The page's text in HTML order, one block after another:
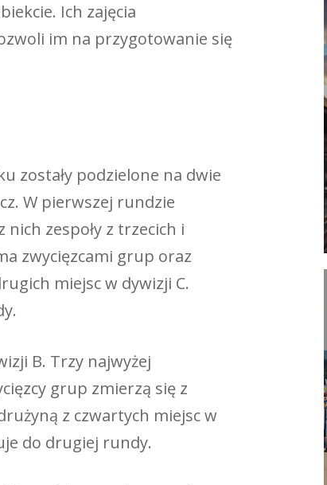
Ich zajęcia
im na przygotowanie się
zostały podzielone na dwie
W pierwszej rundzie
zespoły z trzecich i
zwycięzcami grup oraz
miejsc w dywizji C.
B. Trzy najwyżej
grup zmierzą się z
z czwartych miejsc w
do drugiej rundy.